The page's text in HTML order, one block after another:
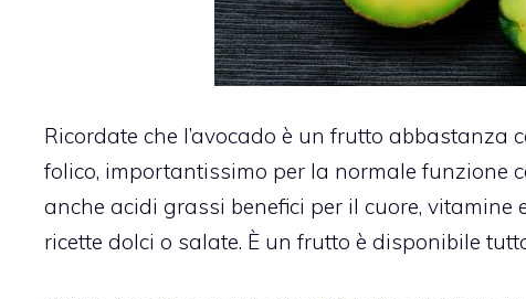
Ricordate che l’avocado è un frutto
folico, importantissimo per la normale funzione
anche acidi grassi benefici per il cuore,
ricette dolci o salate. È un frutto è disponibile